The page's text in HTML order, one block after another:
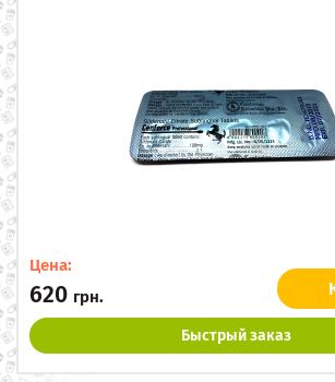
Цена:
620 грн.
Быстрый заказ